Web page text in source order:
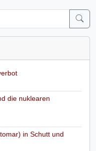
die nuklearen
in Schutt und